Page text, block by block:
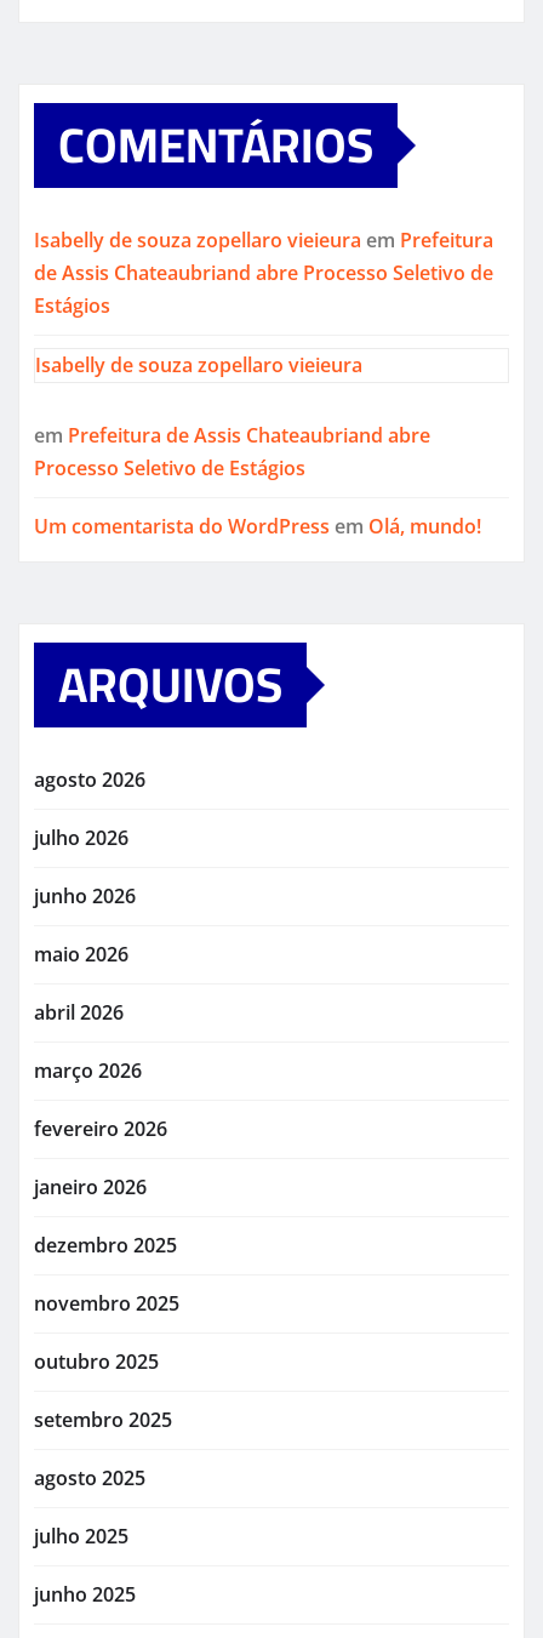
COMENTÁRIOS
Isabelly de souza zopellaro vieieura em Prefeitura
de Assis Chateaubriand abre Processo Seletivo de
Estágios
Isabelly de souza zopellaro vieieura
em Prefeitura de Assis Chateaubriand abre
Processo Seletivo de Estágios
Um comentarista do WordPress em Olá, mundo!
ARQUIVOS
agosto 2026
julho 2026
junho 2026
maio 2026
abril 2026
março 2026
fevereiro 2026
janeiro 2026
dezembro 2025
novembro 2025
outubro 2025
setembro 2025
agosto 2025
julho 2025
junho 2025